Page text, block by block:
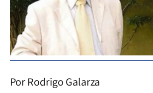
Por Rodrigo Galarza